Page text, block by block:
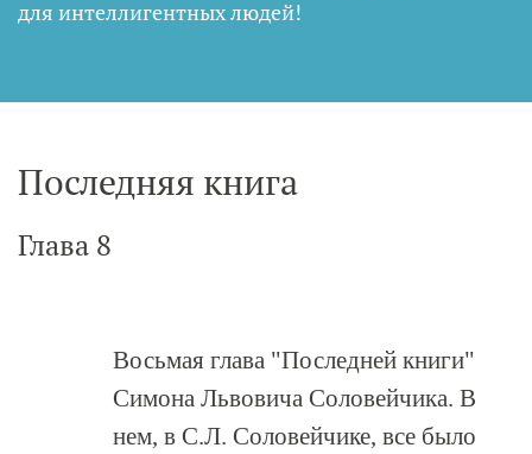
для интеллигентных людей!
Последняя книга
Глава 8
Восьмая глава "Последней книги"
Симона Львовича Соловейчика. В
нем, в С.Л. Соловейчике, все было